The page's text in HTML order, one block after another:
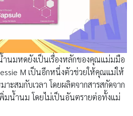
ำนมหดยังเป็นเรื่องหลักของคุณแม่มมือ
M เป็นอีกหนึ่งตัวช่วยให้คุณแม่ให้
าะสมกับเวลา โดยผลิตจากสารสกัดจาก
มน้ำนม โดยไม่เป็นอันตรายต่อทั้งแม่